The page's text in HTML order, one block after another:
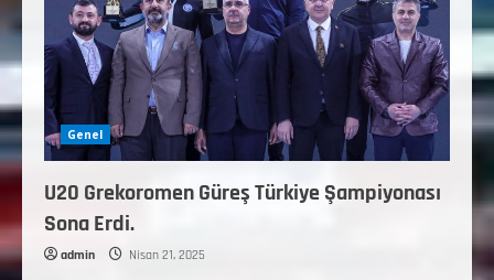
Genel
U20 Grekoromen Güreş Türkiye Şampiyonası
Sona Erdi.
admin Nisan 21, 2025